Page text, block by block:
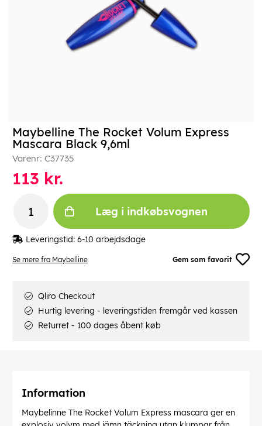
Se mere fra Maybelline Gem som favorit
Maybelline The Rocket Volum Express
Mascara Black 9,6ml
Varenr: C37735
113 kr.
Læg i indkøbsvognen
Leveringstid: 6-10 arbejdsdage
Qliro Checkout
Hurtig levering - leveringstiden fremgår ved kassen
Returret - 100 dages åbent køb
Information
Maybelinne The Rocket Volum Express mascara ger en